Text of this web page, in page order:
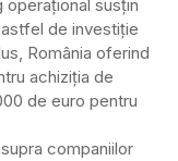
susțin
de investiție
România oferind
achiziția de
de euro pentru
companiilor